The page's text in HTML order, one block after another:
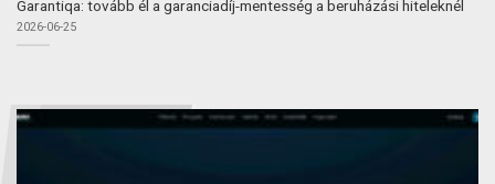
Garantiqa: tovább él a garanciadíj-mentesség a beruházási hiteleknél
2026-06-25